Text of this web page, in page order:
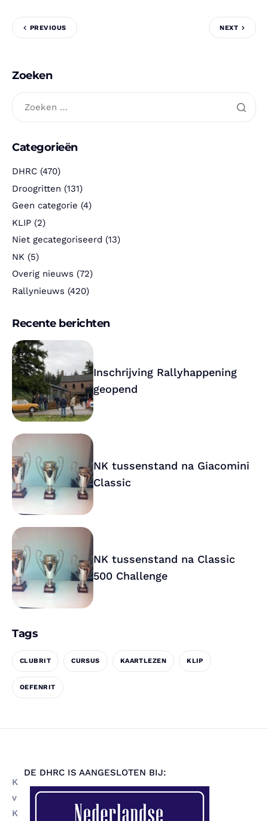
PREVIOUS NEXT
Zoeken
Categorieën
DHRC (470)
Droogritten (131)
Geen categorie (4)
KLIP (2)
Niet gecategoriseerd (13)
NK (5)
Overig nieuws (72)
Rallynieuws (420)
Recente berichten
Inschrijving Rallyhappening
geopend
NK tussenstand na Giacomini
Classic
NK tussenstand na Classic
500 Challenge
Tags
CLUBRIT CURSUS KAARTLEZEN KLIP
OEFENRIT
K
v
K
DE DHRC IS AANGESLOTEN BIJ: